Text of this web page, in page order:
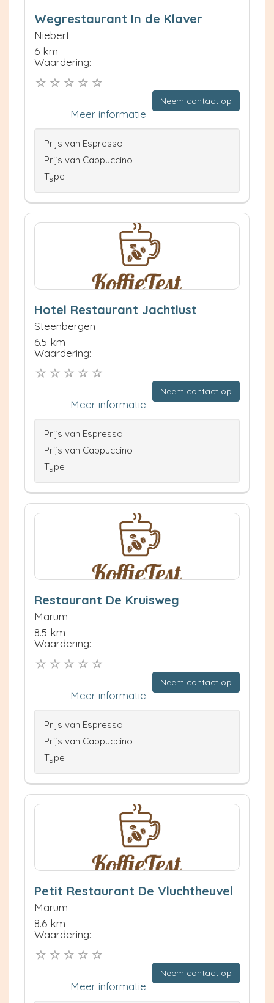
Wegrestaurant In de Klaver
Niebert
6 km
Waardering:
Neem contact op
Meer informatie
Prijs van Espresso
Prijs van Cappuccino
Type
Hotel Restaurant Jachtlust
Steenbergen
6.5 km
Waardering:
Neem contact op
Meer informatie
Prijs van Espresso
Prijs van Cappuccino
Type
Restaurant De Kruisweg
Marum
8.5 km
Waardering:
Neem contact op
Meer informatie
Prijs van Espresso
Prijs van Cappuccino
Type
Petit Restaurant De Vluchtheuvel
Marum
8.6 km
Waardering:
Neem contact op
Meer informatie